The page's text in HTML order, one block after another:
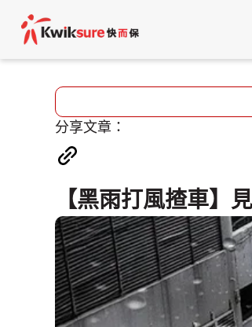
分享文章：
【黑雨打風揸車】